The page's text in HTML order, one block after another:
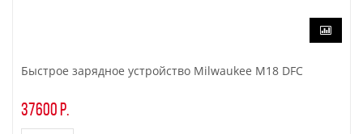
Быстрое зарядное устройство Milwaukee M18 DFC
37600 р.